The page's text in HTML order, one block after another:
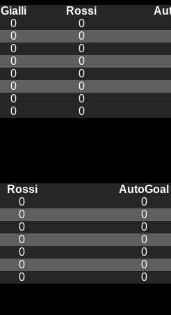
Gialli Rossi
0 0
0 0
0 0
0 0
0 0
0 0
0 0
0 0
Rossi AutoGoal
0 0
0 0
0 0
0 0
0 0
0 0
0 0